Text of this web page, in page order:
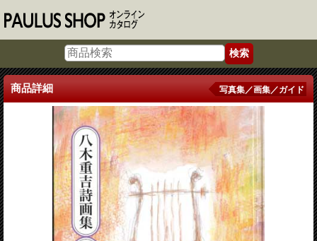
商品詳細 写真集／画集／ガイド